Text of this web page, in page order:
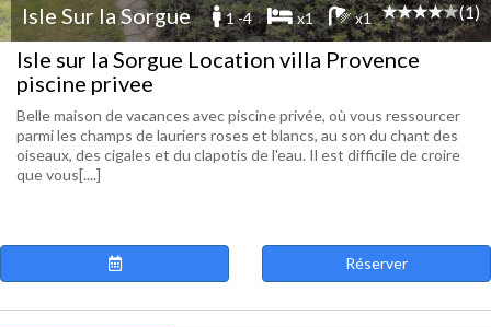
Isle Sur la Sorgue 1 -4 x1 x1 (1)
Isle sur la Sorgue Location villa Provence
piscine privee
Belle maison de vacances avec piscine privée, où vous ressourcer
parmi les champs de lauriers roses et blancs, au son du chant des
oiseaux, des cigales et du clapotis de l'eau. Il est difficile de croire
que vous[....]
Réserver